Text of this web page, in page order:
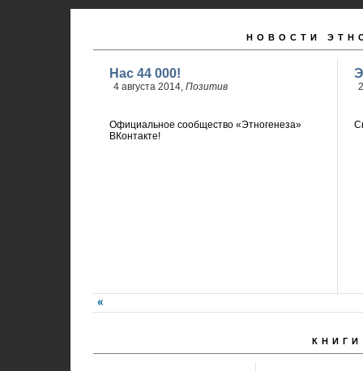
НОВОСТИ
Нас 44 000!
4 августа 2014, Позитив
КНИГИ